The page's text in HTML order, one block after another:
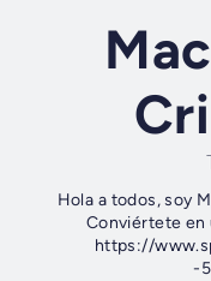
Hola a todos, soy
Conviértete en
https://
-